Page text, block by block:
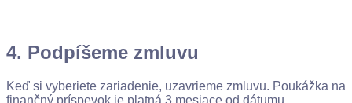
4. Podpíšeme zmluvu
Keď si vyberiete zariadenie, uzavrieme zmluvu. Poukážka na